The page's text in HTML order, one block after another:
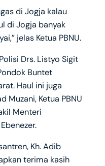
di Jogja kalau
di Jogja banyak
jelas Ketua PBNU.
Drs. Listyo Sigit
Buntet
Haul ini juga
Muzani, Ketua PBNU
Menteri
Kh. Adib
terima kasih